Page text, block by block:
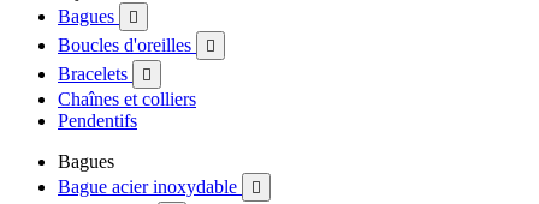
Bagues

Boucles d'oreilles 
Bracelets 
Chaînes et colliers
Pendentifs
Bagues
Bague acier inoxydable
